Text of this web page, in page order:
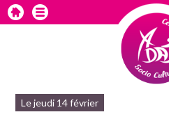
Le jeudi 14 février